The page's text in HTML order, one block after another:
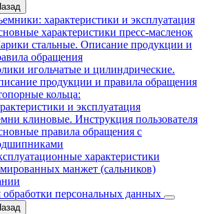
характеристики и эксплуатация
характеристики пресс‑масленок
стальные. Описание продукции и
обращения
игольчатые и цилиндрические.
продукции и правила обращения
кольца:
и эксплуатация
клиновые. Инструкция пользователя
правила обращения с
характеристики
манжет (сальников)
обработки персональных данных